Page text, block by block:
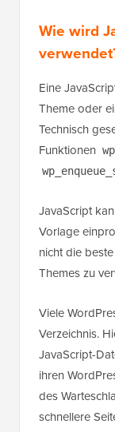
Wie wird
Eine
Theme oder
Technisch
Funktionen
JavaScript
Vorlage
nicht die
Themes zu
Viele
Verzeichnis.
JavaScript-
ihren
des
schnellere